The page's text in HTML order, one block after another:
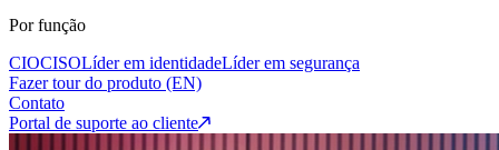
Por função
CIOCISOLíder em identidadeLíder em segurança
Fazer tour do produto (EN)
Contato
Portal de suporte ao cliente